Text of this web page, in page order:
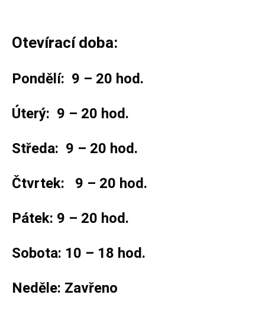
Otevírací doba:
Pondělí: 9 – 20 hod.
Úterý: 9 – 20 hod.
Středa: 9 – 20 hod.
Čtvrtek: 9 – 20 hod.
Pátek: 9 – 20 hod.
Sobota: 10 – 18 hod.
Neděle: Zavřeno